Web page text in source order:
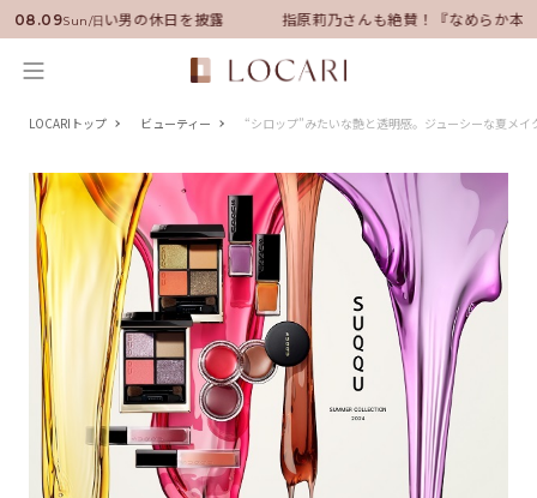
08.09Sun/日
に就任！いい男の休日を披露 指原莉乃さんも絶賛！『なめらか本
LOCARIトップ ビューティー “シロップ”みたいな艶と透明感。ジューシーな夏メ